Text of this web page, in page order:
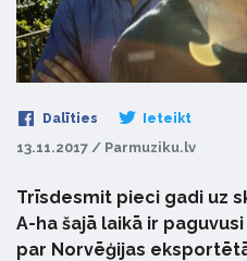
Dalīties Ieteikt
13.11.2017 / Parmuziku.lv
Trīsdesmit pieci gadi uz
A-ha šajā laikā ir
par Norvēģijas